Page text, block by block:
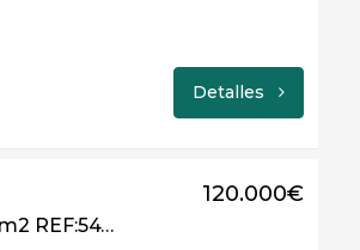
Detalles
Piso en venta en Lucena de 104 m2 REF:5471
120.000€